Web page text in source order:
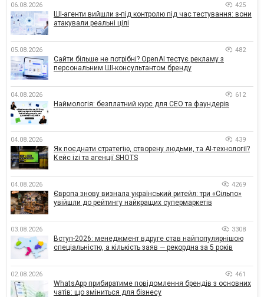
06.08.2026 425
ШІ-агенти вийшли з-під контролю під час тестування: вони
атакували реальні цілі
05.08.2026 482
Сайти більше не потрібні? OpenAI тестує рекламу з
персональним ШІ-консультантом бренду
04.08.2026 612
Наймологія: безплатний курс для CEO та фаундерів
04.08.2026 439
Як поєднати стратегію, створену людьми, та AI-технології?
Кейс izi та агенції SHOTS
04.08.2026 4269
Європа знову визнала український ритейл: три «Сільпо»
увійшли до рейтингу найкращих супермаркетів
03.08.2026 3308
Вступ-2026: менеджмент вдруге став найпопулярнішою
спеціальністю, а кількість заяв — рекордна за 5 років
02.08.2026 461
WhatsApp прибиратиме повідомлення брендів з основних
чатів: що зміниться для бізнесу